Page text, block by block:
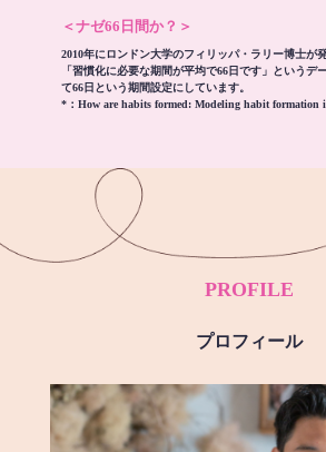
＜ナゼ66日間か？＞
2010年にロンドン大学のフィリッパ・ラリー博士が
「習慣化に必要な期間が平均で66日です」というデ
て66日という期間設定にしています。
*： How are habits formed: Modeling habit formation
PROFILE
プロフィール